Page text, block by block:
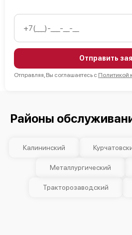
Отправить
Отправляя, Вы соглашаетесь с Политикой
Районы
Калининский
Металлургический
Тракторозаводский